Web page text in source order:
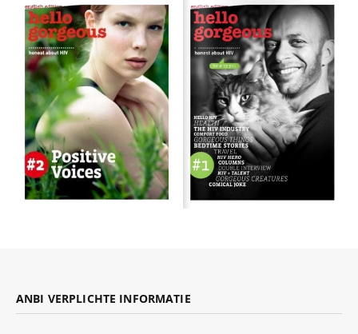
ANBI VERPLICHTE INFORMATIE